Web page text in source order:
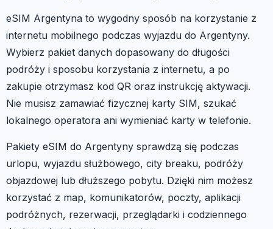
eSIM Argentyna to wygodny sposób na korzystanie z
internetu mobilnego podczas wyjazdu do Argentyny.
Wybierz pakiet danych dopasowany do długości
podróży i sposobu korzystania z internetu, a po
zakupie otrzymasz kod QR oraz instrukcję aktywacji.
Nie musisz zamawiać fizycznej karty SIM, szukać
lokalnego operatora ani wymieniać karty w telefonie.
Pakiety eSIM do Argentyny sprawdzą się podczas
urlopu, wyjazdu służbowego, city breaku, podróży
objazdowej lub dłuższego pobytu. Dzięki nim możesz
korzystać z map, komunikatorów, poczty, aplikacji
podróżnych, rezerwacji, przeglądarki i codziennego